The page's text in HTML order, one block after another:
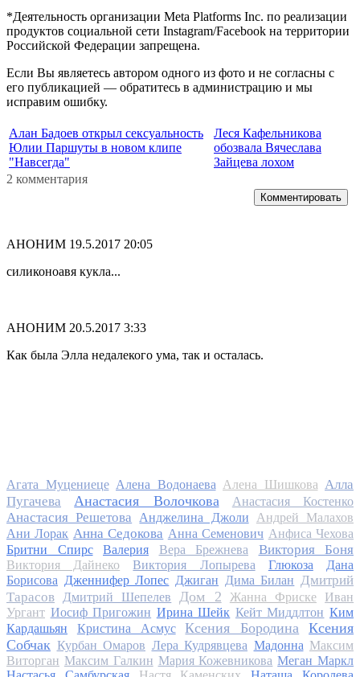
*Деятельность организации Meta Platforms Inc. по реализации
продуктов социальной сети Instagram/Facebook на территории
Российской Федерации запрещена.
Если Вы являетесь автором одного из фото и не согласны с
его публикацией — обратитесь в администрацию и мы
исправим ошибку.
Алан Бадоев открыл сексуальность
Юлии Паршуты в новом клипе
"Навсегда"
Леся Кафельникова
обозвала Вячеслава
Зайцева лохом
2 комментария
Комментировать
АНОНИМ 19.5.2017 20:05
силиконоавя кукла...
АНОНИМ 20.5.2017 3:33
Как была Элла недалекого ума, так и осталась.
Агата Муцениеце Алена Водонаева Алена Шишкова Алла
Пугачева
Анастасия Волочкова Анастасия Костенко
Анастасия Решетова Анджелина Джоли
Андрей Малахов
Ани Лорак Анна Седокова Анна Семенович Анфиса Чехова
Бритни Спирс
Валерия Вера Брежнева Виктория Боня
Виктория Дайнеко Виктория Лопырева Глюкоза
Дана
Борисова Дженнифер Лопес Джиган Дима Билан Дмитрий
Тарасов
Дмитрий Шепелев Дом 2 Жанна Фриске
Иван
Ургант Иосиф Пригожин Ирина Шейк Кейт Миддлтон Ким
Кардашьян
Кристина Асмус Ксения Бородина
Ксения
Собчак Курбан Омаров Лера Кудрявцева Мадонна Максим
Виторган Максим Галкин Мария Кожевникова Меган Маркл